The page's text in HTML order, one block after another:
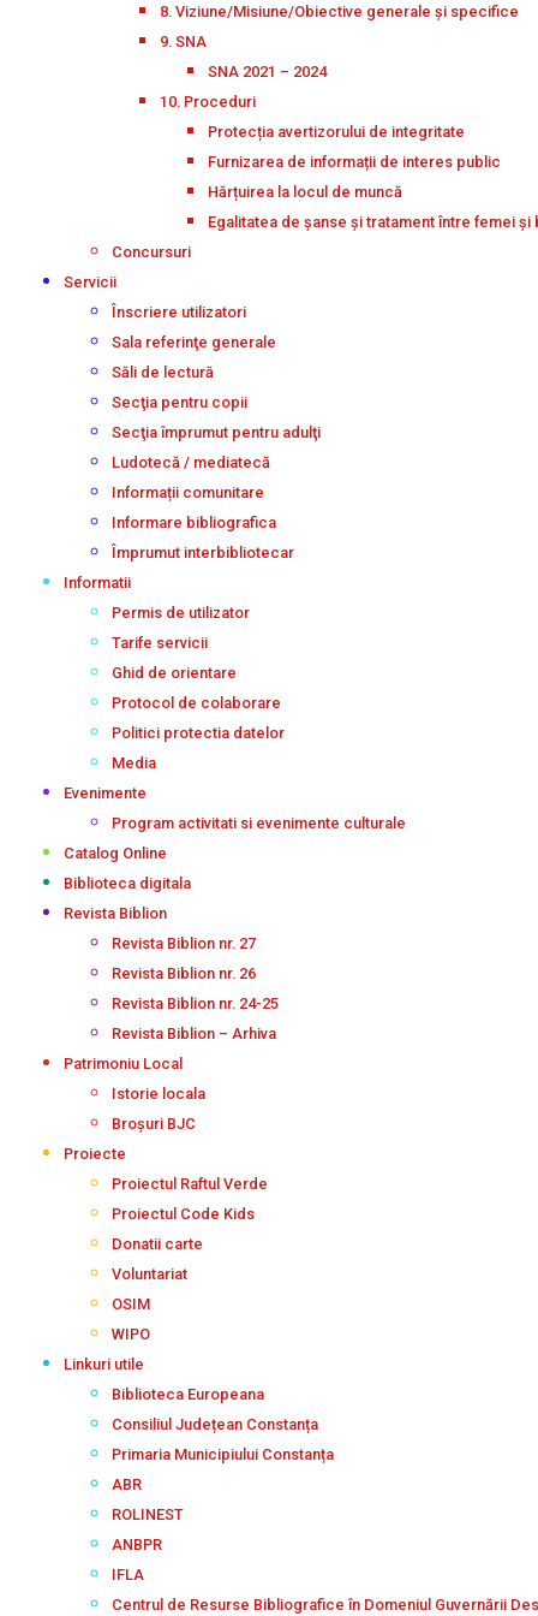
8. Viziune/Misiune/Obiective generale și specifice
9. SNA
SNA 2021 – 2024
10. Proceduri
Protecția avertizorului de integritate
Furnizarea de informații de interes public
Hărțuirea la locul de muncă
Egalitatea de șanse și tratament între femei și
Concursuri
Servicii
Înscriere utilizatori
Sala referinţe generale
Săli de lectură
Secţia pentru copii
Secţia împrumut pentru adulţi
Ludotecă / mediatecă
Informații comunitare
Informare bibliografica
Împrumut interbibliotecar
Informatii
Permis de utilizator
Tarife servicii
Ghid de orientare
Protocol de colaborare
Politici protectia datelor
Media
Evenimente
Program activitati si evenimente culturale
Catalog Online
Biblioteca digitala
Revista Biblion
Revista Biblion nr. 27
Revista Biblion nr. 26
Revista Biblion nr. 24-25
Revista Biblion – Arhiva
Patrimoniu Local
Istorie locala
Broșuri BJC
Proiecte
Proiectul Raftul Verde
Proiectul Code Kids
Donatii carte
Voluntariat
OSIM
WIPO
Linkuri utile
Biblioteca Europeana
Consiliul Județean Constanța
Primaria Municipiului Constanța
ABR
ROLINEST
ANBPR
IFLA
Centrul de Resurse Bibliografice în Domeniul Guvernării